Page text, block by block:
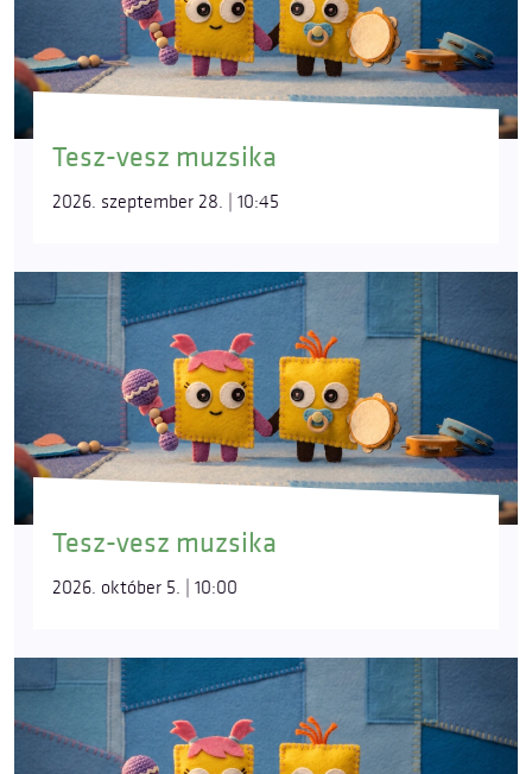
Tesz-vesz muzsika
2026. szeptember 28. | 10:45
Tesz-vesz muzsika
2026. október 5. | 10:00